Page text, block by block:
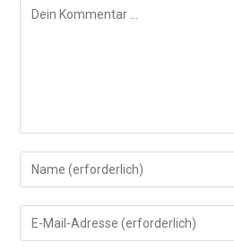
Kommentar
Gib
deinen
Namen
oder
Gib
deine